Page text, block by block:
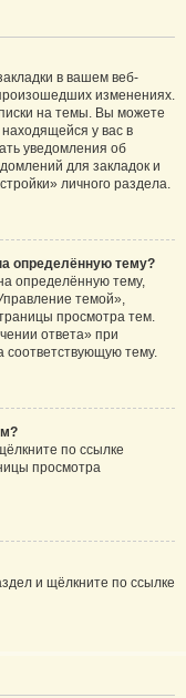
в вашем веб-
изменениях.
на темы. Вы можете
у вас в
уведомления об
для закладок и
личного раздела.
определённую тему?
определённую тему,
темой»,
просмотра тем.
ответа» при
соответствующую тему.
по ссылке
просмотра
и щёлкните по ссылке